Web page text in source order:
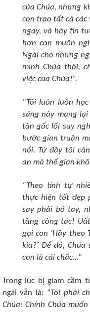
của Chúa, nhưng
con trao tất cả các
ngay, và hãy tin
hơn con muôn
Ngài cho những
mình Chúa thôi,
việc của Chúa!”.
“Tôi luôn luôn
sáng này mang
tận gốc lối suy
bước gian truân
nổi. Từ đây tôi
an mà thế gian
“Theo tính tự
thực hiện tốt đẹp
say phải bó tay,
tầng công tác!
gọi con ‘Hãy theo
kia?’ Ðể đó,
con là cái chắc…”
Trong lúc bị giam cầm
ngài vẫn là: “Tôi phải
Chúa: Chính Chúa